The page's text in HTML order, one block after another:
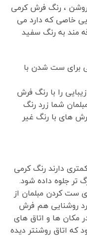
، رنگ فرش کرمی
خاصی که دارد می
مند به رنگ سفید
برای ست شدن با
را با رنگ فرش
شما زرد رنگ
های با رنگ غیر
دارند رنگ کرمی
جلوه داده شود.
ست کردن مبلمان از
روشنایی هم فرش
مکان ها و اتاق های
اتاق روشنتر دیده